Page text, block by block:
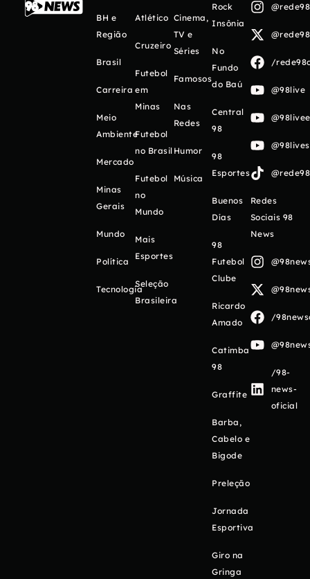
BH e
Região
Brasil
Carreira
Meio
Ambiente
Mercado
Minas
Gerais
Mundo
Política
Tecnologia
Atlético
Cruzeiro
Futebol
em
Minas
Futebol
no Brasil
Futebol
no
Mundo
Mais
Esportes
Seleção
Brasileira
Cinema,
TV e
Séries
Famosos
Nas
Redes
Humor
Música
Rock
Insônia
No
Fundo
do Baú
Central
98
98
Esportes
Buenos
Días
98
Futebol
Clube
Ricardo
Amado
Catimba
98
Graffite
Barba,
Cabelo e
Bigode
Preleção
Jornada
Esportiva
Giro na
Gringa
/
@98live
Redes
Sociais 98
News
/
/98-
news-
oficial